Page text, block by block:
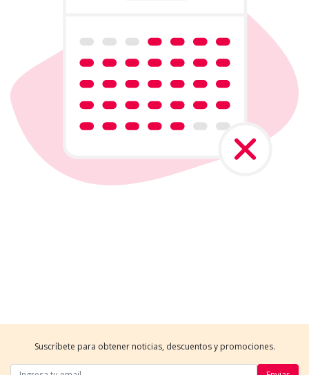
Suscríbete para obtener noticias, descuentos y promociones.